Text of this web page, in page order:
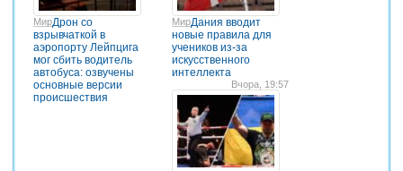
МирДрон со
взрывчаткой в
аэропорту Лейпцига
мог сбить водитель
автобуса: озвучены
основные версии
происшествия
МирДания вводит
новые правила для
учеников из-за
искусственного
интеллекта
Вчора, 19:57